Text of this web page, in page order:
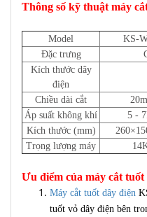
Thông số kỹ thuật máy
Model KS-
Đặc trưng
Kích thước dây
điện
Chiều dài cắt
Áp suất không khí
5 -
Kích thước (mm)
Trọng lượng máy
Ưu điểm của máy cắt
Máy cắt tuốt dây điện
tuốt vỏ dây điện bên